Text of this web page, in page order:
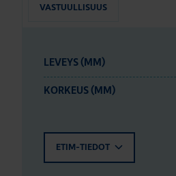
VASTUULLISUUS
LEVEYS (MM)
KORKEUS (MM)
ETIM-TIEDOT